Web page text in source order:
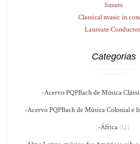
Susato
Classical music in
Laureate
Categorias
-Acervo PQPBach de Música
-Acervo PQPBach de Música Colonial e
-África (12)